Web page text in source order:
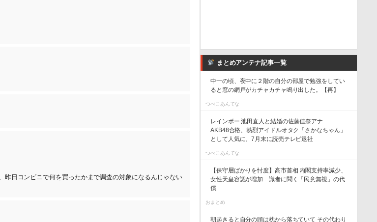
日コンビニで何を買ったかまで調査の対象になるんじゃない
まとめアンテナ記事一覧
中一の頃、夜中に２階の自分の部屋で勉強をしてい
ると窓の網戸がカチャカチャ鳴り出した。【再】
つべこあんてな
レインボー 池田直人と結婚の佐藤佳奈アナ
AKB48合格、熱烈アイドルオタク「さかなちゃん」
として人気に、7月末に読売テレビ退社
つべこあんてな
【保守層ばかりを忖度】高市首相 内閣支持率減少、
女性天皇容認が増加…識者に聞く「民意無視」の代
償
おまとめ
朝起きると自分の頭は枕から落ちていて その代わり